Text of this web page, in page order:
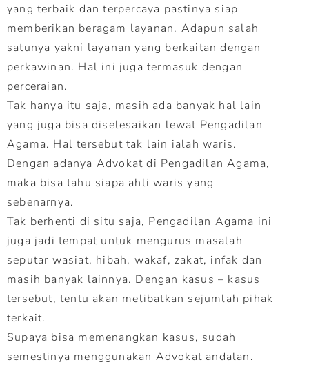
yang terbaik dan terpercaya pastinya siap
memberikan beragam layanan. Adapun salah
satunya yakni layanan yang berkaitan dengan
perkawinan. Hal ini juga termasuk dengan
perceraian.
Tak hanya itu saja, masih ada banyak hal lain
yang juga bisa diselesaikan lewat Pengadilan
Agama. Hal tersebut tak lain ialah waris.
Dengan adanya Advokat di Pengadilan Agama,
maka bisa tahu siapa ahli waris yang
sebenarnya.
Tak berhenti di situ saja, Pengadilan Agama ini
juga jadi tempat untuk mengurus masalah
seputar wasiat, hibah, wakaf, zakat, infak dan
masih banyak lainnya. Dengan kasus – kasus
tersebut, tentu akan melibatkan sejumlah pihak
terkait.
Supaya bisa memenangkan kasus, sudah
semestinya menggunakan Advokat andalan.